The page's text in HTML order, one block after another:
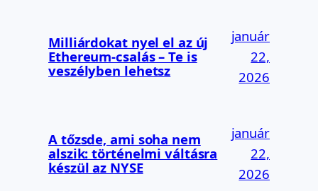
Milliárdokat nyel el az új
Ethereum-csalás – Te is
veszélyben lehetsz
január
22,
2026
A tőzsde, ami soha nem
alszik: történelmi váltásra
készül az NYSE
január
22,
2026